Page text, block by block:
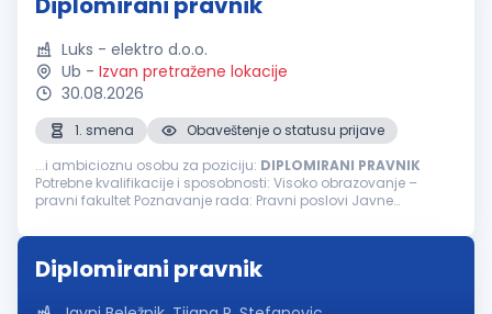
Luks - elektro d.o.o.
Ub - Izvan pretražene lokacije
30.08.2026
1. smena
Obaveštenje o statusu prijave
...i ambicioznu osobu za poziciju: DIPLOMIRANI PRAVNIK
Potrebne kvalifikacije i sposobnosti: Visoko obrazovanje –
pravni fakultet Poznavanje rada: Pravni poslovi Javne
dokumentacije za notara... Iskustvo...
Diplomirani pravnik